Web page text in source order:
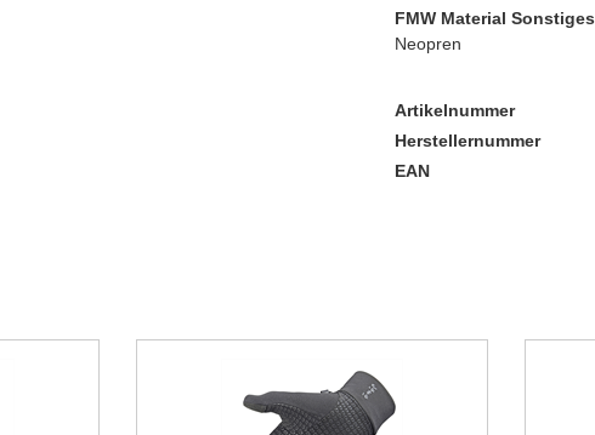
FMW Material Sonstiges
Neopren
Artikelnummer
Herstellernummer
EAN